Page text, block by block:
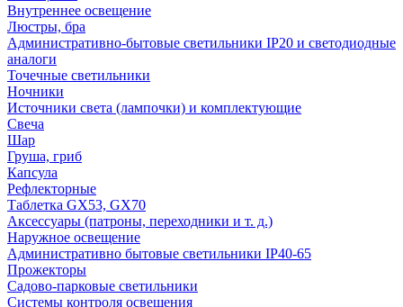
Внутреннее освещение
Люстры, бра
Административно-бытовые светильники IP20 и светодиодные
аналоги
Точечные светильники
Ночники
Источники света (лампочки) и комплектующие
Свеча
Шар
Груша, гриб
Капсула
Рефлекторные
Таблетка GX53, GX70
Аксессуары (патроны, переходники и т. д.)
Наружное освещение
Административно бытовые светильники IP40-65
Прожекторы
Садово-парковые светильники
Системы контроля освещения